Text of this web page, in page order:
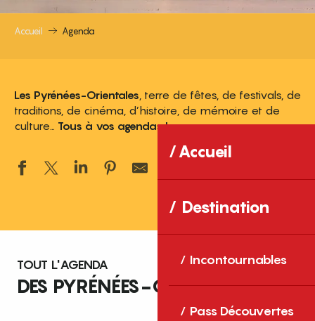
Accueil
Destination
Incontournables
Pass Découvertes
Accueil Agenda
Les Pyrénées-Orientales , terre de fêtes, de festivals, de
traditions, de cinéma, d’histoire, de mémoire et de
culture… Tous à vos agendas !
TOUT L'AGENDA
DES PYRÉNÉES-ORIENTALES